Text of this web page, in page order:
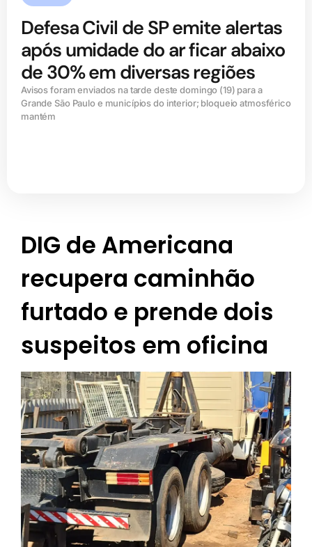
Defesa Civil de SP emite alertas
após umidade do ar ficar abaixo
de 30% em diversas regiões
Avisos foram enviados na tarde deste domingo (19) para a
Grande São Paulo e municípios do interior; bloqueio atmosférico
mantém
DIG de Americana
recupera caminhão
furtado e prende dois
suspeitos em oficina